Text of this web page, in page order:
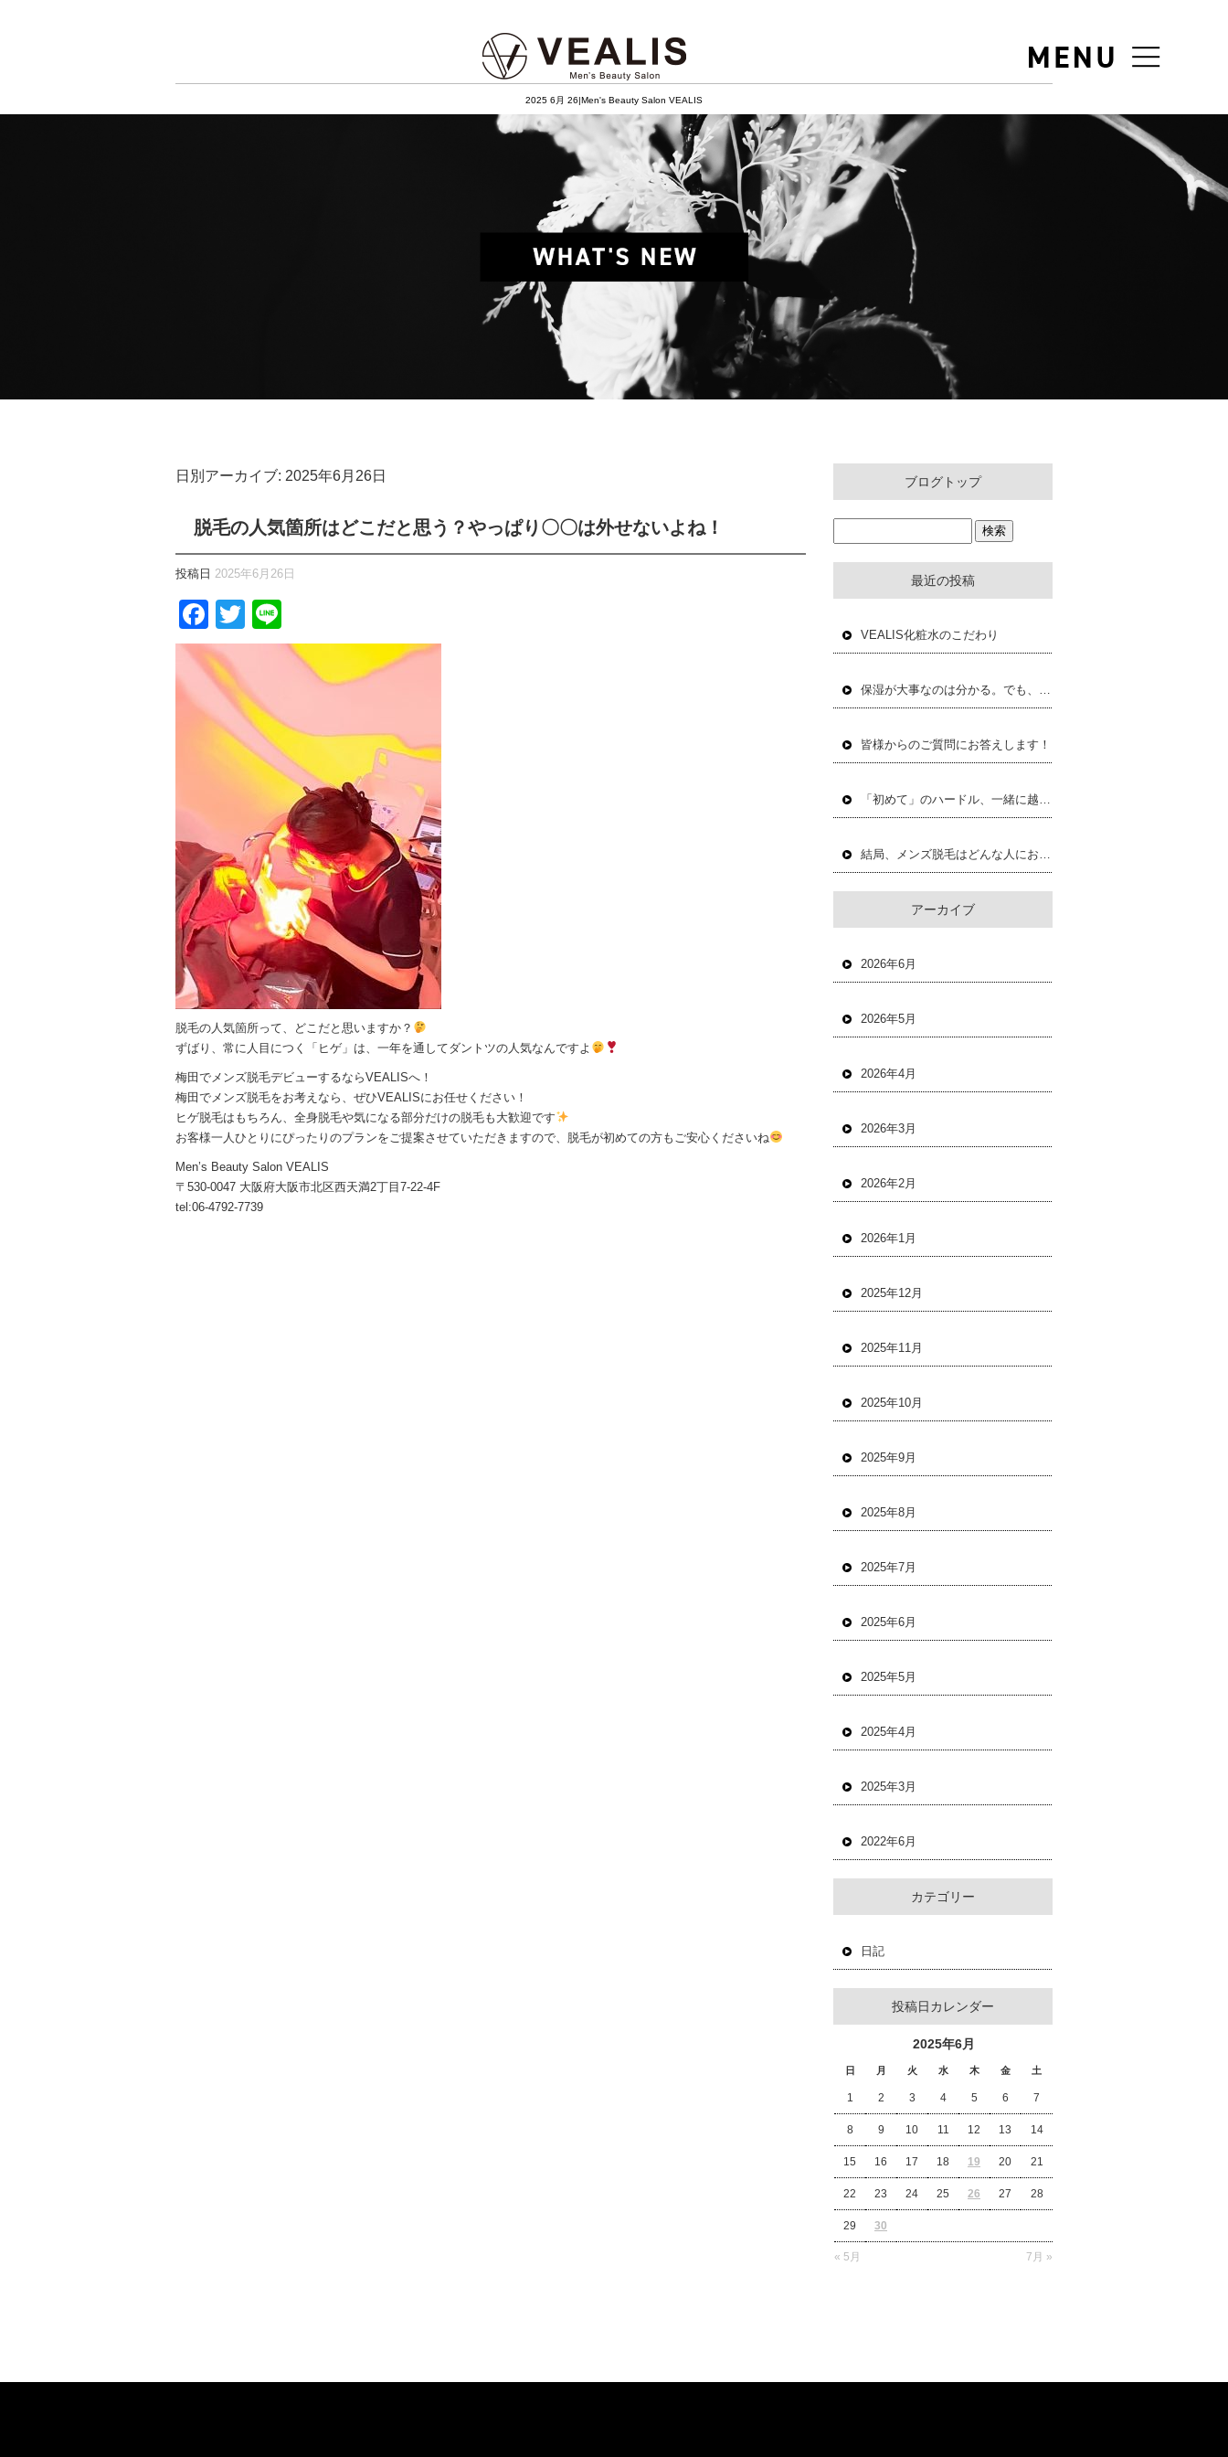
2025 6月 26|Men's Beauty Salon VEALIS
日別アーカイブ: 2025年6月26日
脱毛の人気箇所はどこだと思う？やっぱり〇〇は外せないよね！
投稿日 2025年6月26日
Facebook
Twitter
脱毛の人気箇所って、どこだと思いますか？
ずばり、常に人目につく「ヒゲ」は、一年を通してダントツの人気なんですよ
梅田でメンズ脱毛デビューするならVEALISへ！
梅田でメンズ脱毛をお考えなら、ぜひVEALISにお任せください！
ヒゲ脱毛はもちろん、全身脱毛や気になる部分だけの脱毛も大歓迎です
お客様一人ひとりにぴったりのプランをご提案させていただきますので、脱毛が初めての方もご安心くださいね
Men’s Beauty Salon VEALIS
〒530-0047 大阪府大阪市北区西天満2丁目7-22-4F
tel:06-4792-7739
ブログトップ
最近の投稿
VEALIS化粧水のこだわり
保湿が大事なのは分かる。でも、何を使えばいいか分からない。
皆様からのご質問にお答えします！
「初めて」のハードル、一緒に越えませんか？
結局、メンズ脱毛はどんな人におすすめ？
アーカイブ
2026年6月
2026年5月
2026年4月
2026年3月
2026年2月
2026年1月
2025年12月
2025年11月
2025年10月
2025年9月
2025年8月
2025年7月
2025年6月
2025年5月
2025年4月
2025年3月
2022年6月
カテゴリー
日記
投稿日カレンダー
2025年6月
日 月 火 水 木 金 土
« 5月 7月 »
1 2 3 4 5 6 7
8 9 10 11 12 13 14
15 16 17 18 19 20 21
22 23 24 25 26 27 28
29 30